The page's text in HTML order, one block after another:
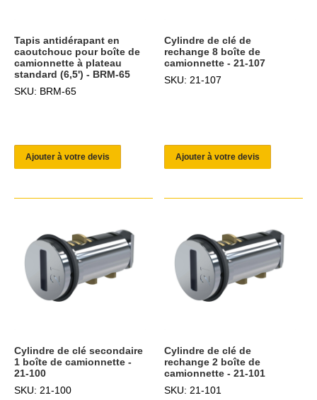
Tapis antidérapant en
caoutchouc pour boîte de
camionnette à plateau
standard (6,5') - BRM-65
SKU: BRM-65
Ajouter à votre devis
Cylindre de clé de
rechange 8 boîte de
camionnette - 21-107
SKU: 21-107
Ajouter à votre devis
Cylindre de clé secondaire
1 boîte de camionnette -
21-100
SKU: 21-100
Cylindre de clé de
rechange 2 boîte de
camionnette - 21-101
SKU: 21-101